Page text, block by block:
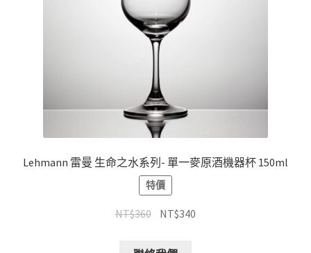
Lehmann 雷曼 生命之水系列- 單一麥原酒機器杯 150ml
特價
NT$360 NT$340